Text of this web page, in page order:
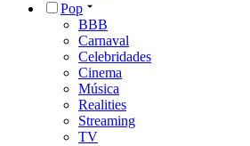
Pop
BBB
Carnaval
Celebridades
Cinema
Música
Realities
Streaming
TV